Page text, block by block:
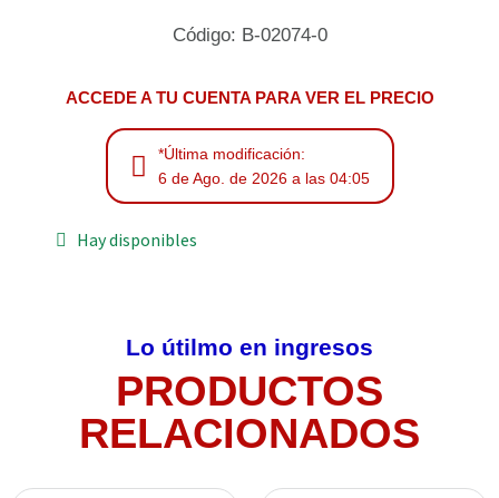
Código: B-02074-0
ACCEDE A TU CUENTA PARA VER EL PRECIO
*Última modificación:
6 de Ago. de 2026 a las 04:05
Hay disponibles
Lo útilmo en ingresos
PRODUCTOS
RELACIONADOS